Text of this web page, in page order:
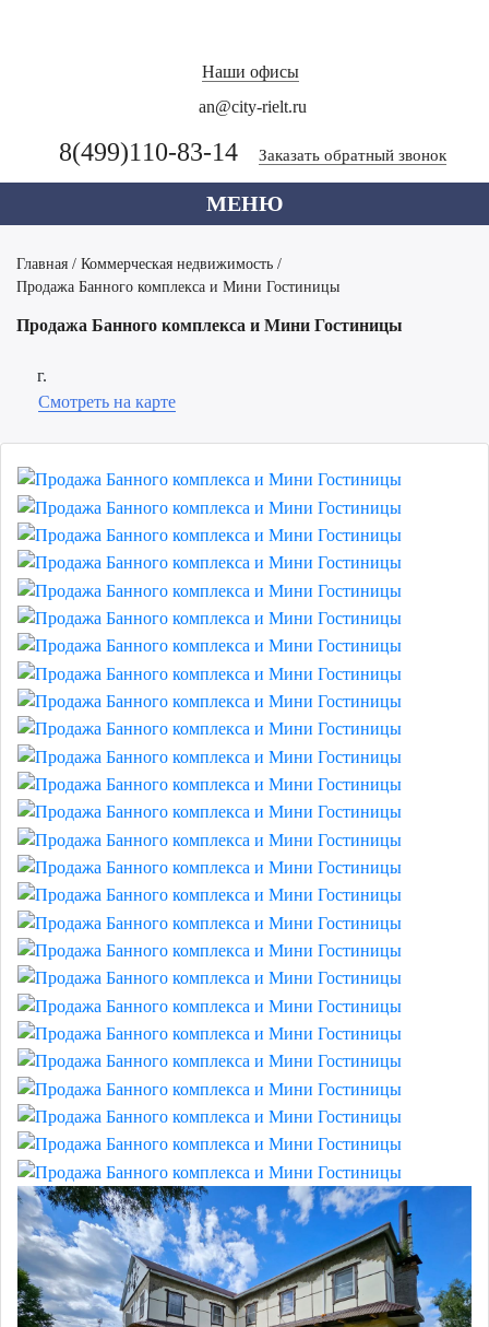
Наши офисы
an@city-rielt.ru
8(499)110-83-14 Заказать обратный звонок
МЕНЮ
Главная / Коммерческая недвижимость /
Продажа Банного комплекса и Мини Гостиницы
Продажа Банного комплекса и Мини Гостиницы
г.
Смотреть на карте